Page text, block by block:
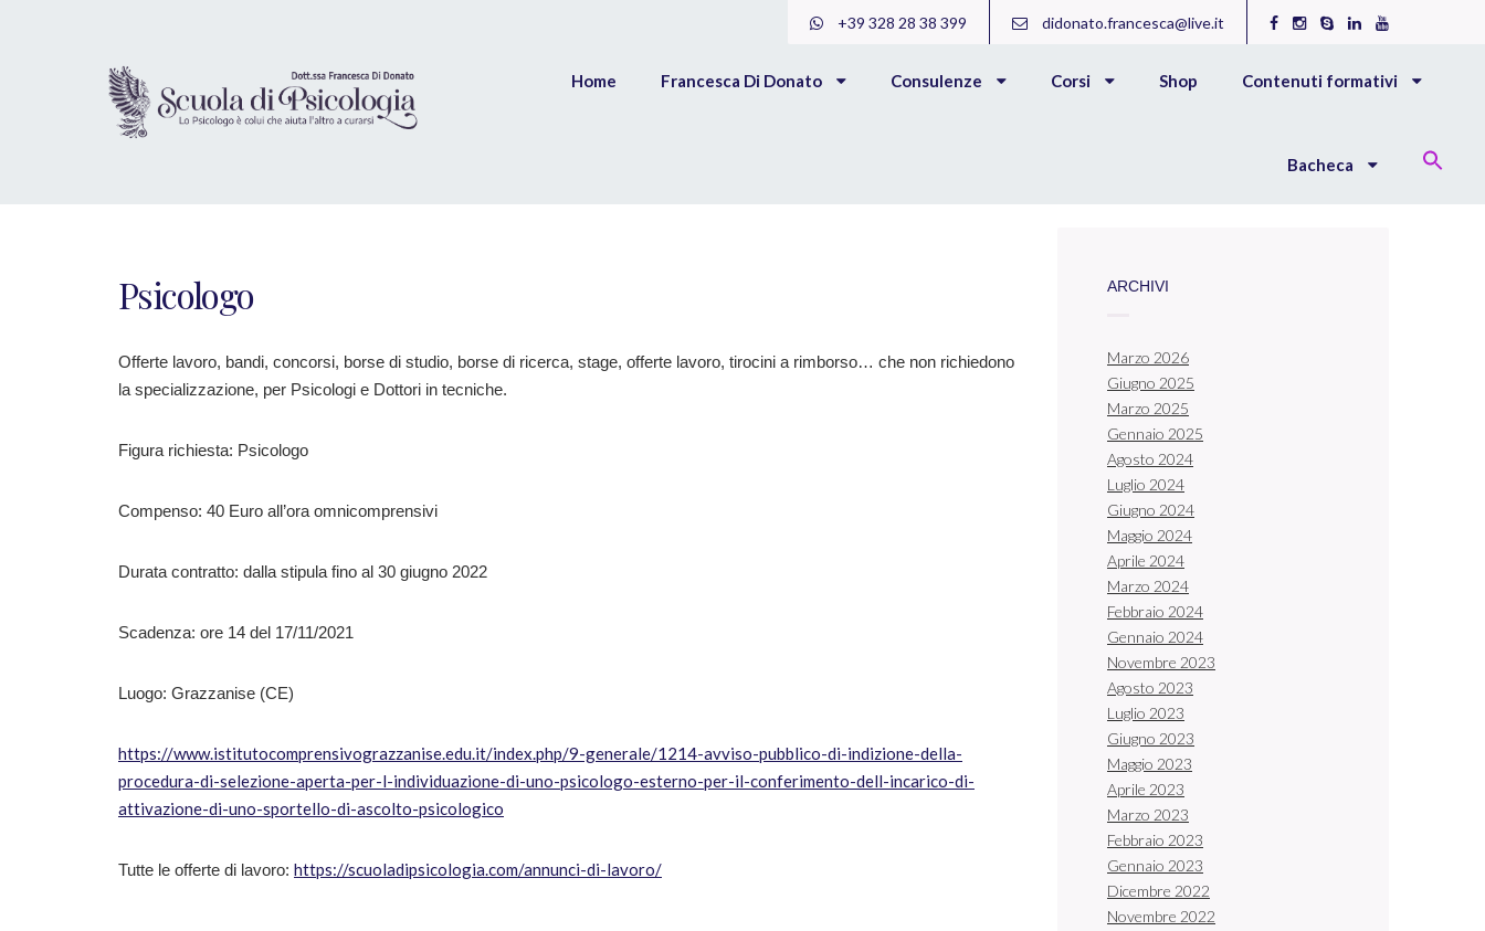
+39 328 28 38 399 didonato.francesca@live.it
Home Francesca Di Donato Consulenze Corsi Shop Contenuti formativi
Bacheca
Psicologo
Offerte lavoro, bandi, concorsi, borse di studio, borse di ricerca, stage, offerte lavoro, tirocini a rimborso… che non richiedono
la specializzazione, per Psicologi e Dottori in tecniche.
Figura richiesta: Psicologo
Compenso: 40 Euro all’ora omnicomprensivi
Durata contratto: dalla stipula fino al 30 giugno 2022
Scadenza: ore 14 del 17/11/2021
Luogo: Grazzanise (CE)
https://www.istitutocomprensivograzzanise.edu.it/index.php/9-generale/1214-avviso-pubblico-di-indizione-della-
procedura-di-selezione-aperta-per-l-individuazione-di-uno-psicologo-esterno-per-il-conferimento-dell-incarico-di-
attivazione-di-uno-sportello-di-ascolto-psicologico
Tutte le offerte di lavoro: https://scuoladipsicologia.com/annunci-di-lavoro/
ARCHIVI
Marzo 2026
Giugno 2025
Marzo 2025
Gennaio 2025
Agosto 2024
Luglio 2024
Giugno 2024
Maggio 2024
Aprile 2024
Marzo 2024
Febbraio 2024
Gennaio 2024
Novembre 2023
Agosto 2023
Luglio 2023
Giugno 2023
Maggio 2023
Aprile 2023
Marzo 2023
Febbraio 2023
Gennaio 2023
Dicembre 2022
Novembre 2022